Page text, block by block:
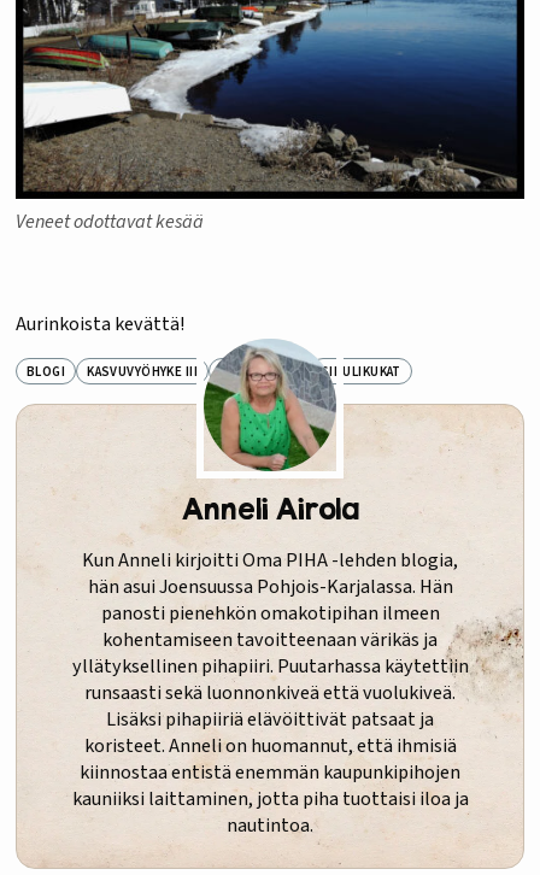
Veneet odottavat kesää
Aurinkoista kevättä!
BLOGI KASVUVYÖHYKE III PIHATARINAT SIPULIKUKAT
Anneli Airola
Kun Anneli kirjoitti Oma PIHA -lehden blogia,
hän asui Joensuussa Pohjois-Karjalassa. Hän
panosti pienehkön omakotipihan ilmeen
kohentamiseen tavoitteenaan värikäs ja
yllätyksellinen pihapiiri. Puutarhassa käytettiin
runsaasti sekä luonnonkiveä että vuolukiveä.
Lisäksi pihapiiriä elävöittivät patsaat ja
koristeet. Anneli on huomannut, että ihmisiä
kiinnostaa entistä enemmän kaupunkipihojen
kauniiksi laittaminen, jotta piha tuottaisi iloa ja
nautintoa.